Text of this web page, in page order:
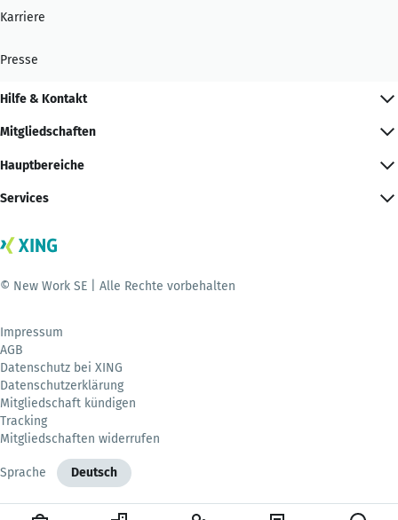
Karriere
Presse
Hilfe & Kontakt
Mitgliedschaften
Hauptbereiche
Services
© New Work SE | Alle Rechte vorbehalten
Impressum
AGB
Datenschutz bei XING
Datenschutzerklärung
Mitgliedschaft kündigen
Tracking
Mitgliedschaften widerrufen
Sprache Deutsch